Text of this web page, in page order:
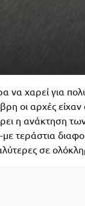
να χαρεί για
οι αρχές είχαν
η ανάκτηση
με τεράστια
σε